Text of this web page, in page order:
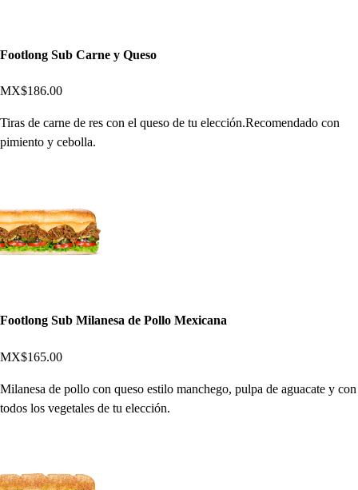
Footlong Sub Carne y Queso
MX$186.00
Tiras de carne de res con el queso de tu elección.Recomendado con
pimiento y cebolla.
Footlong Sub Milanesa de Pollo Mexicana
MX$165.00
Milanesa de pollo con queso estilo manchego, pulpa de aguacate y con
todos los vegetales de tu elección.